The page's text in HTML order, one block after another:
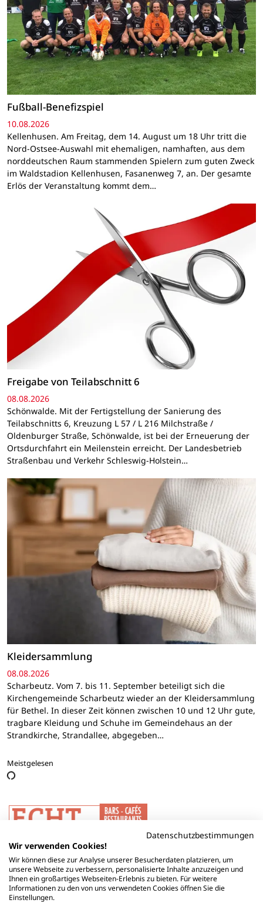
Fußball-Benefizspiel
10.08.2026
Kellenhusen. Am Freitag, dem 14. August um 18 Uhr tritt die
Nord-Ostsee-Auswahl mit ehemaligen, namhaften, aus dem
norddeutschen Raum stammenden Spielern zum guten Zweck
im Waldstadion Kellenhusen, Fasanenweg 7, an. Der gesamte
Erlös der Veranstaltung kommt dem…
Freigabe von Teilabschnitt 6
08.08.2026
Schönwalde. Mit der Fertigstellung der Sanierung des
Teilabschnitts 6, Kreuzung L 57 / L 216 Milchstraße /
Oldenburger Straße, Schönwalde, ist bei der Erneuerung der
Ortsdurchfahrt ein Meilenstein erreicht. Der Landesbetrieb
Straßenbau und Verkehr Schleswig-Holstein…
Kleidersammlung
08.08.2026
Scharbeutz. Vom 7. bis 11. September beteiligt sich die
Kirchengemeinde Scharbeutz wieder an der Kleidersammlung
für Bethel. In dieser Zeit können zwischen 10 und 12 Uhr gute,
tragbare Kleidung und Schuhe im Gemeindehaus an der
Strandkirche, Strandallee, abgegeben…
Meistgelesen
Datenschutzbestimmungen
Wir verwenden Cookies!
Wir können diese zur Analyse unserer Besucherdaten platzieren, um
unsere Webseite zu verbessern, personalisierte Inhalte anzuzeigen und
Ihnen ein großartiges Webseiten-Erlebnis zu bieten. Für weitere
Informationen zu den von uns verwendeten Cookies öffnen Sie die
Einstellungen.